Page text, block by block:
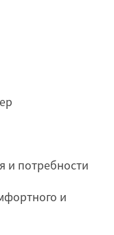
и потребности
и